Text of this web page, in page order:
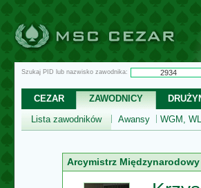
Szukaj PID lub nazwisko zawodnika:
CEZAR ZAWODNICY
Lista zawodników
Awansy WGM,
Arcymistrz Międzynarodowy